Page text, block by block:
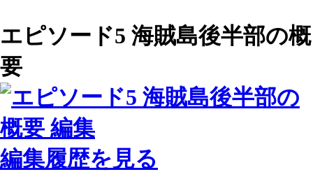
エピソード5 海賊島後半部の概
要
編集履歴を見る